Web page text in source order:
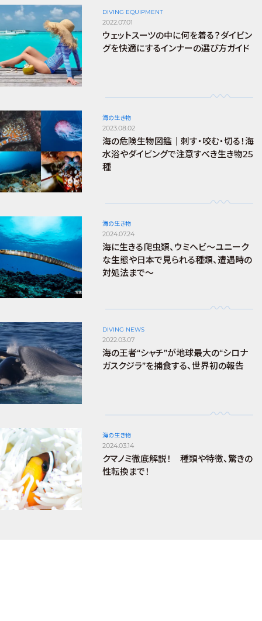
DIVING EQUIPMENT
2022.07.01
ウェットスーツの中に何を着る？ダイビン
グを快適にするインナーの選び方ガイド
海の生き物
2023.08.02
海の危険生物図鑑｜刺す・咬む・切る！海
水浴やダイビングで注意すべき生き物25
種
海の生き物
2024.07.24
海に生きる爬虫類、ウミヘビ～ユニーク
な生態や日本で見られる種類、遭遇時の
対処法まで～
DIVING NEWS
2022.03.07
海の王者“シャチ”が地球最大の“シロナ
ガスクジラ”を捕食する、世界初の報告
海の生き物
2024.03.14
クマノミ徹底解説！ 種類や特徴、驚きの
性転換まで！